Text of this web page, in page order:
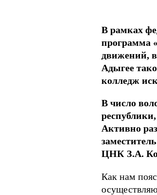
В рамках
программа
движений, в
Адыгее
колледж
В число
Активно
ЦНК З.А.
Как нам